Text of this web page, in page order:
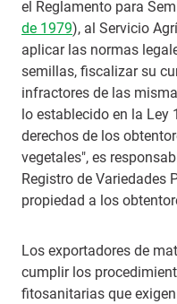
el Reglamento para
de 1979), al Servicio
aplicar las normas
semillas, fiscalizar su
infractores de las
lo establecido en la Ley
derechos de los
vegetales", es
Registro de Variedades
propiedad a los
Los exportadores de
cumplir los
fitosanitarias que